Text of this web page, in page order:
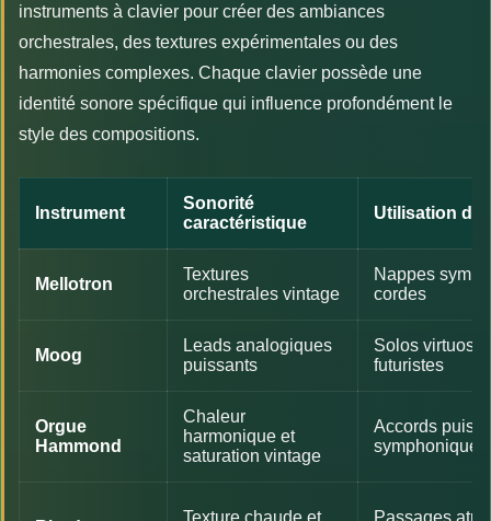
instruments à clavier pour créer des ambiances
orchestrales, des textures expérimentales ou des
harmonies complexes. Chaque clavier possède une
identité sonore spécifique qui influence profondément le
style des compositions.
Instrument
Sonorité
caractéristique
Utilisation
Mellotron
Textures
orchestrales vintage
Nappes
cordes
Moog
Leads analogiques
puissants
Solos
futuristes
Orgue
Hammond
Chaleur
harmonique et
saturation vintage
Accords
symphoniques
Texture chaude et
Passages